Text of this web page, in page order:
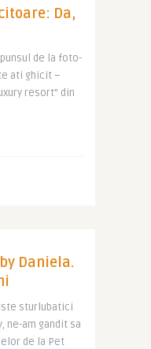
Da,
de la foto-
ati ghicit –
resort” din
Daniela.
sturlubatici
ne-am gandit sa
de la Pet